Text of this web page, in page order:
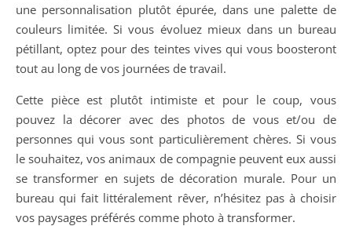
une personnalisation plutôt épurée, dans une palette de
couleurs limitée. Si vous évoluez mieux dans un bureau
pétillant, optez pour des teintes vives qui vous boosteront
tout au long de vos journées de travail.
Cette pièce est plutôt intimiste et pour le coup, vous
pouvez la décorer avec des photos de vous et/ou de
personnes qui vous sont particulièrement chères. Si vous
le souhaitez, vos animaux de compagnie peuvent eux aussi
se transformer en sujets de décoration murale. Pour un
bureau qui fait littéralement rêver, n’hésitez pas à choisir
vos paysages préférés comme photo à transformer.